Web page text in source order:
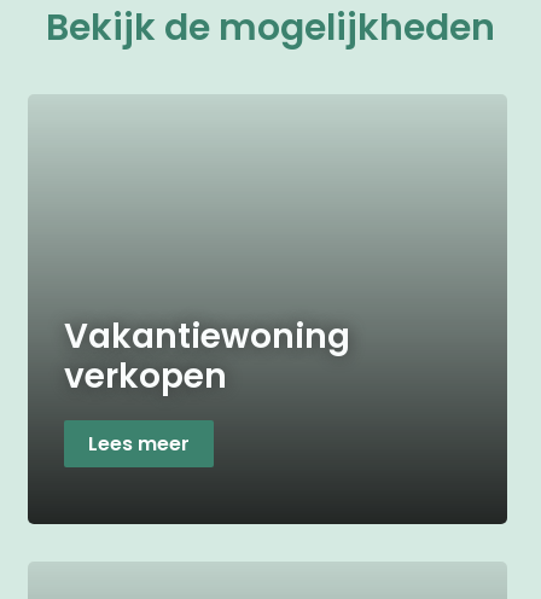
Bekijk de mogelijkheden
Vakantiewoning
verkopen
Lees meer